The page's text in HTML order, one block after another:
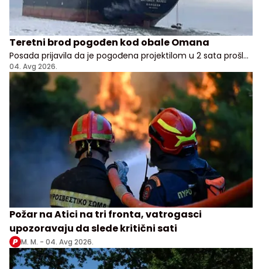
Teretni brod pogođen kod obale Omana
Posada prijavila da je pogođena projektilom u 2 sata prošle
noći, nema potvrde odakle je napad pokrenut
04. Avg 2026.
Požar na Atici na tri fronta, vatrogasci
upozoravaju da slede kritični sati
M. M. - 04. Avg 2026.